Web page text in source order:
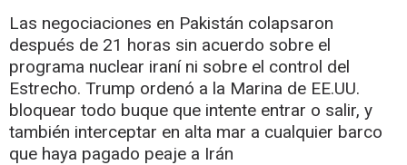
Las negociaciones en Pakistán colapsaron
después de 21 horas sin acuerdo sobre el
programa nuclear iraní ni sobre el control del
Estrecho. Trump ordenó a la Marina de EE.UU.
bloquear todo buque que intente entrar o salir, y
también interceptar en alta mar a cualquier barco
que haya pagado peaje a Irán